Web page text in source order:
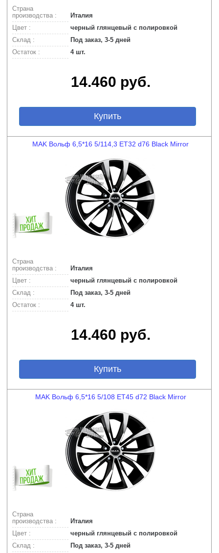
Страна
производства :
Италия
Цвет :
черный глянцевый с полировкой
Склад :
Под заказ, 3-5 дней
Остаток :
4 шт.
14.460 руб.
Купить
MAK Вольф 6,5*16 5/114,3 ET32 d76 Black Mirror
Страна
производства :
Италия
Цвет :
черный глянцевый с полировкой
Склад :
Под заказ, 3-5 дней
Остаток :
4 шт.
14.460 руб.
Купить
MAK Вольф 6,5*16 5/108 ET45 d72 Black Mirror
Страна
производства :
Италия
Цвет :
черный глянцевый с полировкой
Склад :
Под заказ, 3-5 дней